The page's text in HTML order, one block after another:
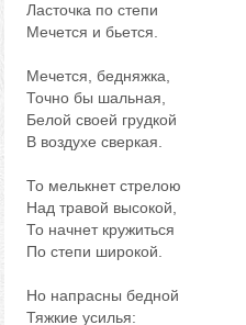
Ласточка по степи
Мечется и бьется.
Мечется, бедняжка,
Точно бы шальная,
Белой своей грудкой
В воздухе сверкая.
То мелькнет стрелою
Над травой высокой,
То начнет кружиться
По степи широкой.
Но напрасны бедной
Тяжкие усилья: